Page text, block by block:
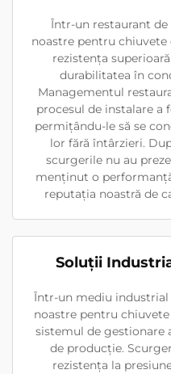
Într-un restaurant
noastre pentru chiuvete
rezistența
durabilitatea în
Managementul
procesul de instalare a
permițându-le să se
lor fără întârzieri.
scurgerile nu au
menținut o
reputația noastră de
Soluții
Într-un mediu
noastre pentru
sistemul de gestionare
de producție.
rezistența la